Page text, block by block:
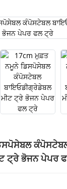
ਟ੍ਰੇ ਭੋਜਨ ਪੇਪਰ